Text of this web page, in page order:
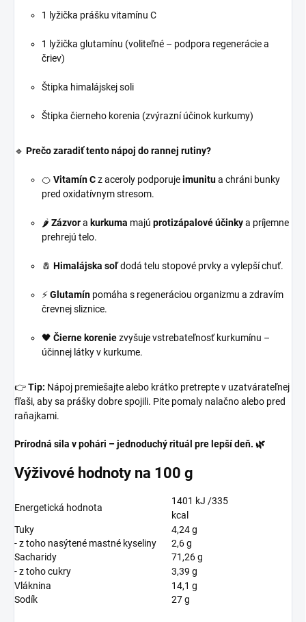
1 lyžička prášku vitamínu C
1 lyžička glutamínu (voliteľné – podpora regenerácie a
čriev)
Štipka himalájskej soli
Štipka čierneho korenia (zvýrazní účinok kurkumy)
🔹 Prečo zaradiť tento nápoj do rannej rutiny?
🍊 Vitamín Cz aceroly podporujeimunitua chráni bunky
pred oxidatívnym stresom.
🌶️ Zázvora kurkuma majú protizápalové účinkya príjemne
prehrejú telo.
🧂 Himalájska soľdodá telu stopové prvky a vylepší chuť.
⚡Glutamín pomáha s regeneráciou organizmu a zdravím
črevnej sliznice.
🖤 Čierne koreniezvyšuje vstrebateľnosť kurkumínu –
účinnej látky v kurkume.
👉Tip: Nápoj premiešajte alebo krátko pretrepte v uzatvárateľnej
fľaši, aby sa prášky dobre spojili. Pite pomaly nalačno alebo pred
raňajkami.
Prírodná sila v pohári – jednoduchý rituál pre lepší deň. 🌿
Výživové hodnoty na 100 g
Energetická hodnota
1401 kJ /335
kcal
Tuky
4,24 g
- z toho nasýtené mastné kyseliny
2,6 g
Sacharidy
71,26 g
- z toho cukry
3,39 g
Vláknina
14,1 g
Sodík
27 g